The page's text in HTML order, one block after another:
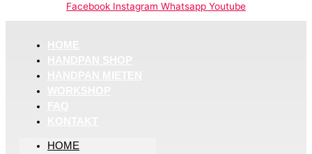
Facebook Instagram Whatsapp Youtube
HOME